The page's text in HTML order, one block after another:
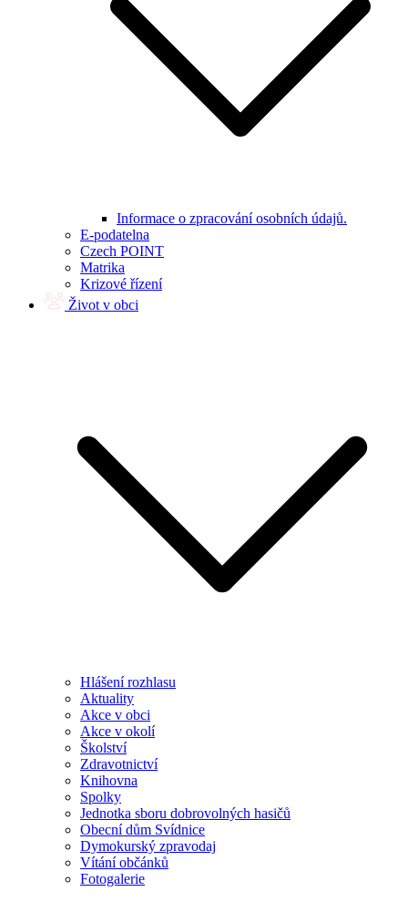
Informace o zpracování osobních údajů.
E-podatelna
Czech POINT
Matrika
Krizové řízení
Život v obci
Hlášení rozhlasu
Aktuality
Akce v obci
Akce v okolí
Školství
Zdravotnictví
Knihovna
Spolky
Jednotka sboru dobrovolných hasičů
Obecní dům Svídnice
Dymokurský zpravodaj
Vítání občánků
Fotogalerie